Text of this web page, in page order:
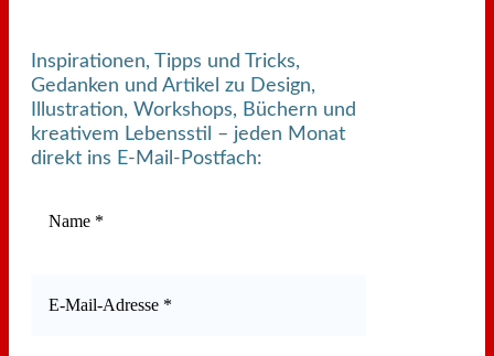
Inspirationen, Tipps und Tricks,
Gedanken und Artikel zu Design,
Illustration, Workshops, Büchern und
kreativem Lebensstil – jeden Monat
direkt ins E-Mail-Postfach: